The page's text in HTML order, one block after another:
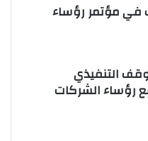
في مؤتمر رؤساء
التنفيذي
رؤساء الشركات